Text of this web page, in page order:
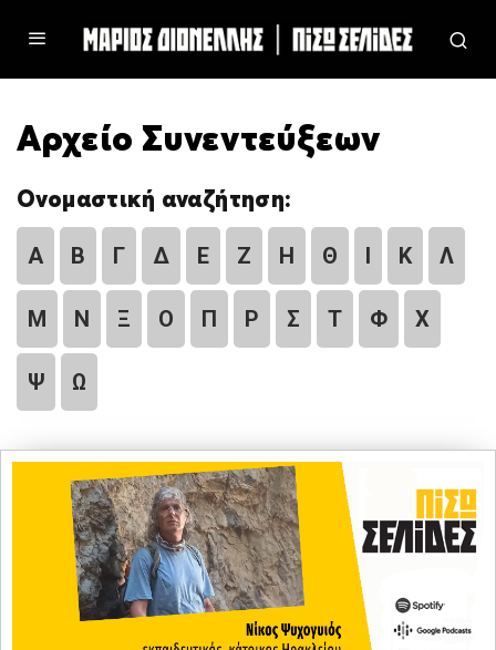
Αρχείο Συνεντεύξεων
Ονομαστική αναζήτηση:
Α Β Γ Δ Ε Ζ Η Θ Ι Κ Λ
Μ Ν Ξ Ο Π Ρ Σ Τ Φ Χ
Ψ Ω